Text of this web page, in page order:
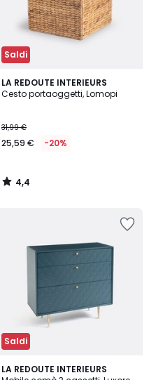
Saldi
LA REDOUTE INTERIEURS
Cesto portaoggetti, Lomopi
31,99 €
25,59 € -20%
4,4
/ 5
4,4
/
Saldi
LA REDOUTE INTERIEURS
4